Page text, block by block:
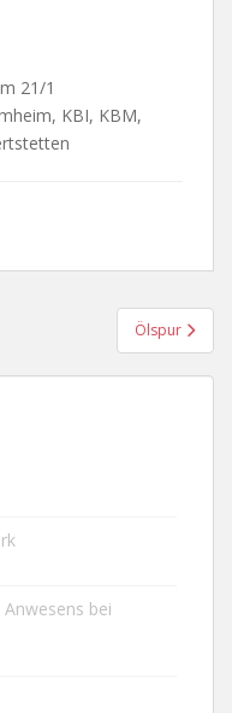
21/1
KBI, KBM,
Ölspur
bei